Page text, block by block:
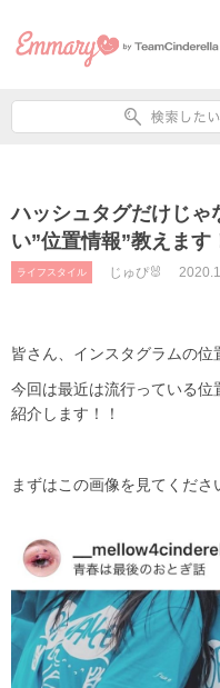
ハッシュタグだけじゃ
い”位置情報”教えます
ライフスタイル じゅぴ🐰
皆さん、インスタグラムの位
今回は最近は流行っている
紹介します！！
まずはこの画像を見てくださ